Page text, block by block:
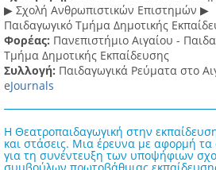
▶ Σχολή Ανθρωπιστικών Επιστημών ▶
Παιδαγωγικό Τμήμα Δημοτικής
Φορέας: Πανεπιστήμιο Αιγαίου -
Τμήμα Δημοτικής Εκπαίδευσης
Συλλογή: Παιδαγωγικά Ρεύματα στο
eJournals
Η Θεατροπαιδαγωγική στην
και στάσεις. Μια έρευνα με αφορμή τα
για τη συνέντευξη των υποψήφιων